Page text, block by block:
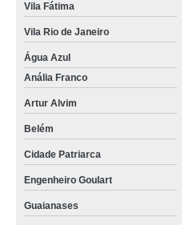
Vila Fátima
Vila Rio de Janeiro
Água Azul
Anália Franco
Artur Alvim
Belém
Cidade Patriarca
Engenheiro Goulart
Guaianases